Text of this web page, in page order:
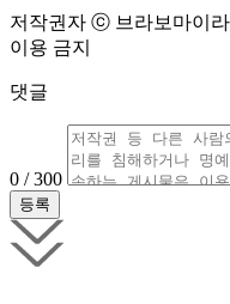
저작권자 ⓒ 브라보마이
이용 금지
댓글
0 / 300